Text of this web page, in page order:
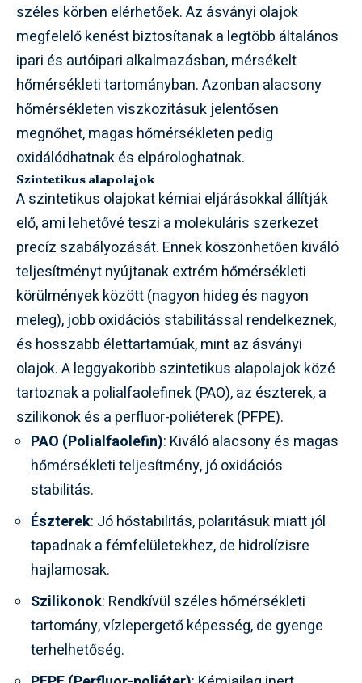
széles körben elérhetőek. Az ásványi olajok
megfelelő kenést biztosítanak a legtöbb általános
ipari és autóipari alkalmazásban, mérsékelt
hőmérsékleti tartományban. Azonban alacsony
hőmérsékleten viszkozitásuk jelentősen
megnőhet, magas hőmérsékleten pedig
oxidálódhatnak és elpárologhatnak.
Szintetikus alapolajok
A szintetikus olajokat kémiai eljárásokkal állítják
elő, ami lehetővé teszi a molekuláris szerkezet
precíz szabályozását. Ennek köszönhetően kiváló
teljesítményt nyújtanak extrém hőmérsékleti
körülmények között (nagyon hideg és nagyon
meleg), jobb oxidációs stabilitással rendelkeznek,
és hosszabb élettartamúak, mint az ásványi
olajok. A leggyakoribb szintetikus alapolajok közé
tartoznak a polialfaolefinek (PAO), az észterek, a
szilikonok és a perfluor-poliéterek (PFPE).
PAO (Polialfaolefin): Kiváló alacsony és magas
hőmérsékleti teljesítmény, jó oxidációs
stabilitás.
Észterek: Jó hőstabilitás, polaritásuk miatt jól
tapadnak a fémfelületekhez, de hidrolízisre
hajlamosak.
Szilikonok: Rendkívül széles hőmérsékleti
tartomány, vízlepergető képesség, de gyenge
terhelhetőség.